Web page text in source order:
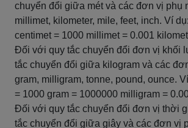
chuyển đổi giữa mét và các đơn vị phụ
millimet, kilometer, mile, feet, inch. Ví
centimet = 1000 millimet = 0.001
Đối với quy tắc chuyển đổi đơn vị khối
tắc chuyển đổi giữa kilogram và các
gram, milligram, tonne, pound, ounce.
= 1000 gram = 1000000 milligram =
Đối với quy tắc chuyển đổi đơn vị thời
tắc chuyển đổi giữa giây và các đơn vị